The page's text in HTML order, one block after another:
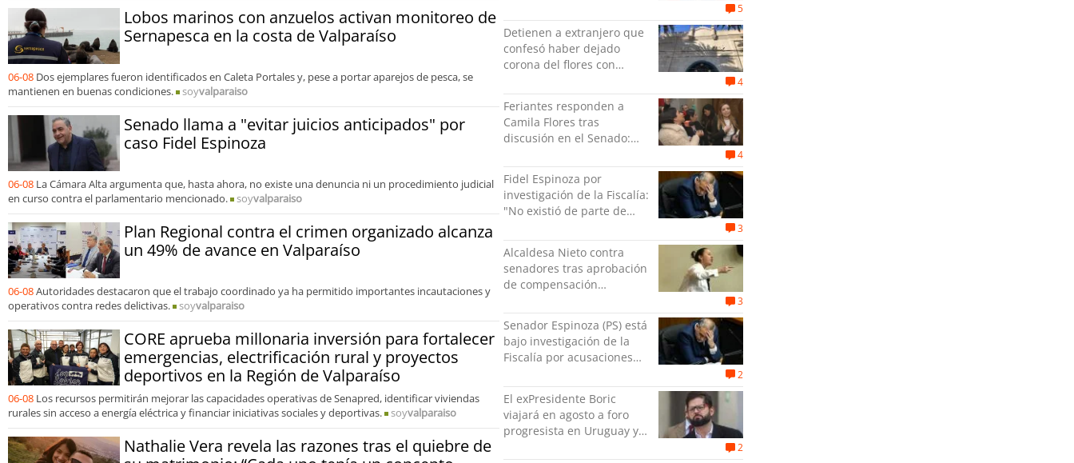
Lobos marinos con anzuelos activan monitoreo de
Sernapesca en la costa de Valparaíso
06-08 Dos ejemplares fueron identificados en Caleta Portales y, pese a portar aparejos de pesca, se
mantienen en buenas condiciones.
soyvalparaiso
Senado llama a "evitar juicios anticipados" por
caso Fidel Espinoza
06-08 La Cámara Alta argumenta que, hasta ahora, no existe una denuncia ni un procedimiento judicial
en curso contra el parlamentario mencionado.
soyvalparaiso
Plan Regional contra el crimen organizado alcanza
un 49% de avance en Valparaíso
06-08Autoridades destacaron que el trabajo coordinado ya ha permitido importantes incautaciones y
operativos contra redes delictivas.
soyvalparaiso
CORE aprueba millonaria inversión para fortalecer
emergencias, electrificación rural y proyectos
deportivos en la Región de Valparaíso
06-08 Los recursos permitirán mejorar las capacidades operativas de Senapred, identificar viviendas
rurales sin acceso a energía eléctrica y financiar iniciativas sociales y deportivas.
soyvalparaiso
Nathalie Vera revela las razones tras el quiebre de
desafío del Gobierno
5
Detienen a extranjero que
confesó haber dejado
corona del flores con
exPenitenciaría
4
Feriantes responden a
Camila Flores tras
discusión en el Senado:
orgullo”
4
Fidel Espinoza por
investigación de la Fiscalía:
"No existió de parte de
violencia física ni verbal"
3
Alcaldesa Nieto contra
senadores tras aprobación
de compensación
indolente"
3
Senador Espinoza (PS) está
bajo investigación de la
Fiscalía por acusaciones
su pareja
2
El exPresidente Boric
viajará en agosto a foro
progresista en Uruguay y
2